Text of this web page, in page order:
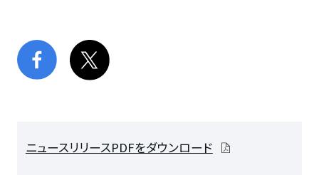
ニュースリリースPDFをダウンロード